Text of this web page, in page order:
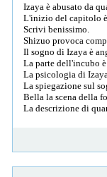
Izaya è abusato da
L'inizio del capitolo
Scrivi benissimo.
Shizuo provoca
Il sogno di Izaya è
La parte dell'incubo
La psicologia di
La spiegazione sul
Bella la scena della
La descrizione di